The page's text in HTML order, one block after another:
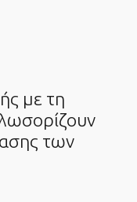
με τη
των